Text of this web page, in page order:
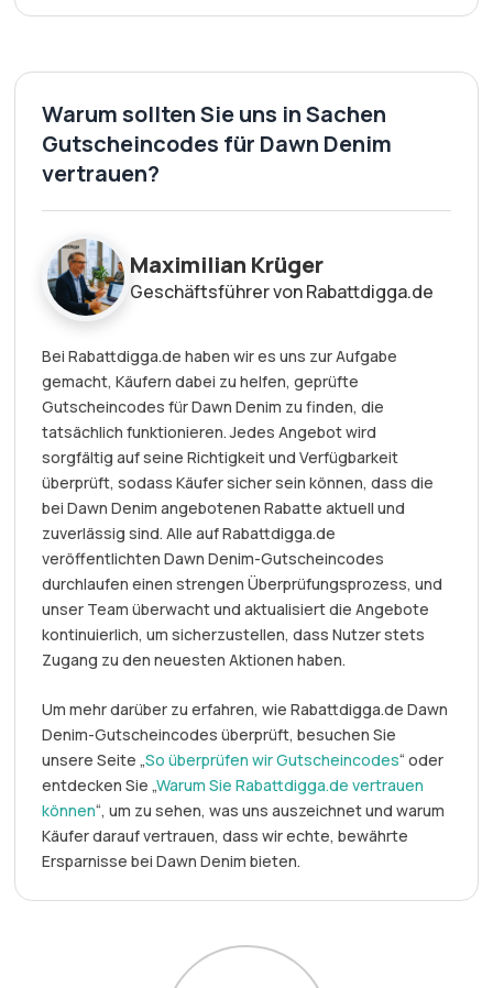
Warum sollten Sie uns in Sachen
Gutscheincodes für Dawn Denim
vertrauen?
Maximilian Krüger
Geschäftsführer von Rabattdigga.de
Bei Rabattdigga.de haben wir es uns zur Aufgabe
gemacht, Käufern dabei zu helfen, geprüfte
Gutscheincodes für Dawn Denim zu finden, die
tatsächlich funktionieren. Jedes Angebot wird
sorgfältig auf seine Richtigkeit und Verfügbarkeit
überprüft, sodass Käufer sicher sein können, dass die
bei Dawn Denim angebotenen Rabatte aktuell und
zuverlässig sind. Alle auf Rabattdigga.de
veröffentlichten Dawn Denim-Gutscheincodes
durchlaufen einen strengen Überprüfungsprozess, und
unser Team überwacht und aktualisiert die Angebote
kontinuierlich, um sicherzustellen, dass Nutzer stets
Zugang zu den neuesten Aktionen haben.
Um mehr darüber zu erfahren, wie Rabattdigga.de Dawn
Denim-Gutscheincodes überprüft, besuchen Sie
unsere Seite „So überprüfen wir Gutscheincodes“ oder
entdecken Sie „Warum Sie Rabattdigga.de vertrauen
können“, um zu sehen, was uns auszeichnet und warum
Käufer darauf vertrauen, dass wir echte, bewährte
Ersparnisse bei Dawn Denim bieten.